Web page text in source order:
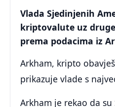
Vlada Sjedinjenih
kriptovalute uz
prema podacima iz
Arkham, kripto
prikazuje vlade s
Arkham je rekao da